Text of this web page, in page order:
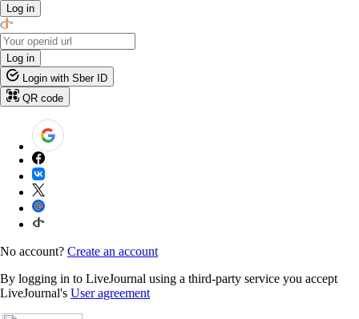
Log in
Log in
Login with Sber ID
QR code
No account? Create an account
By logging in to LiveJournal using a third-party service you accept
LiveJournal's User agreement